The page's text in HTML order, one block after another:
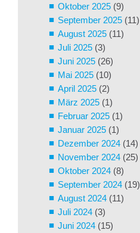
Oktober 2025 (9)
September 2025 (11)
August 2025 (11)
Juli 2025 (3)
Juni 2025 (26)
Mai 2025 (10)
April 2025 (2)
März 2025 (1)
Februar 2025 (1)
Januar 2025 (1)
Dezember 2024 (14)
November 2024 (25)
Oktober 2024 (8)
September 2024 (19)
August 2024 (11)
Juli 2024 (3)
Juni 2024 (15)